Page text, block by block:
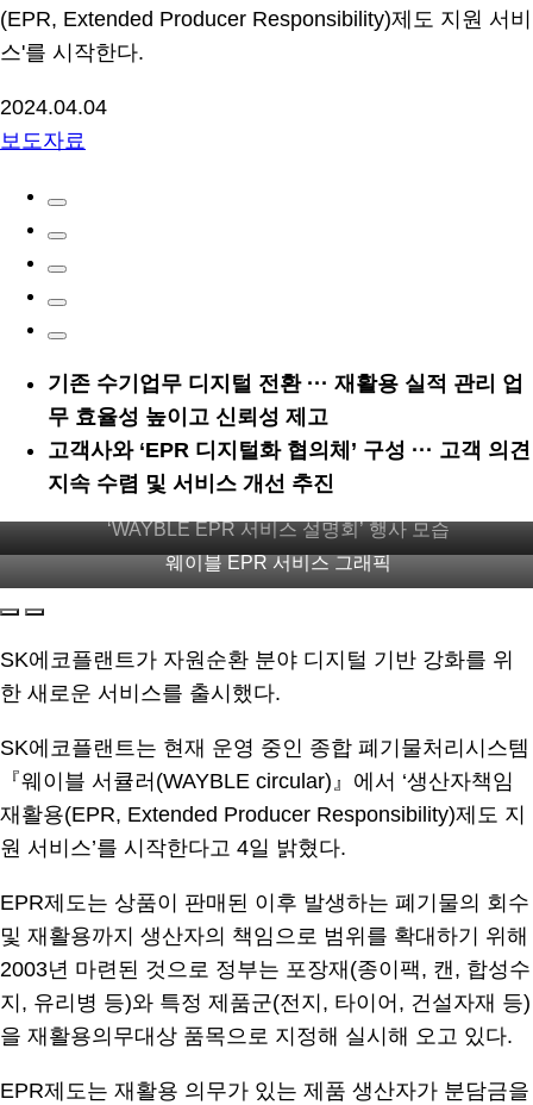
(EPR, Extended Producer Responsibility)제도 지원 서비
스'를 시작한다.
2024.04.04
보도자료
기존 수기업무 디지털 전환 ··· 재활용 실적 관리 업
무 효율성 높이고 신뢰성 제고
고객사와 ‘EPR 디지털화 협의체’ 구성 ··· 고객 의견
지속 수렴 및 서비스 개선 추진
‘WAYBLE EPR 서비스 설명회’ 행사 모습
웨이블 EPR 서비스 그래픽
SK에코플랜트가 자원순환 분야 디지털 기반 강화를 위
한 새로운 서비스를 출시했다.
SK에코플랜트는 현재 운영 중인 종합 폐기물처리시스템
『웨이블 서큘러(WAYBLE circular)』에서 ‘생산자책임
재활용(EPR, Extended Producer Responsibility)제도 지
원 서비스’를 시작한다고 4일 밝혔다.
EPR제도는 상품이 판매된 이후 발생하는 폐기물의 회수
및 재활용까지 생산자의 책임으로 범위를 확대하기 위해
2003년 마련된 것으로 정부는 포장재(종이팩, 캔, 합성수
지, 유리병 등)와 특정 제품군(전지, 타이어, 건설자재 등)
을 재활용의무대상 품목으로 지정해 실시해 오고 있다.
EPR제도는 재활용 의무가 있는 제품 생산자가 분담금을